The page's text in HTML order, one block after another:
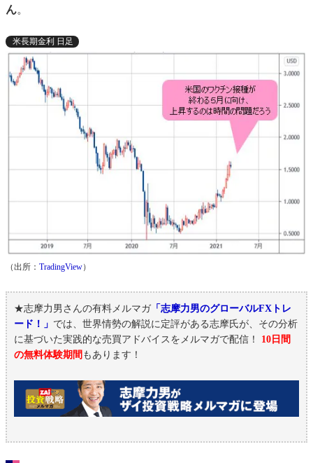
ん。
米長期金利 日足
（出所： TradingView）
★志摩力男さんの有料メルマガ「志摩力男のグローバルFXトレ
ード！」 では、世界情勢の解説に定評がある志摩氏が、その分析
に基づいた実践的な売買アドバイスをメルマガで配信！
10日間
の無料体験期間 もあります！